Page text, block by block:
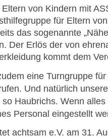
von Kindern mit
für Eltern
das sogenannte
Der Erlös der von
kommt dem
eine Turngruppe
Und natürlich unsere
Haubrichs. Wenn
Personal eingestellt
achtsam e.V. am 31.